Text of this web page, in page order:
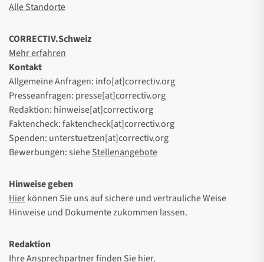
Alle Standorte
CORRECTIV.Schweiz
Mehr erfahren
Kontakt
Allgemeine Anfragen: info[at]correctiv.org
Presseanfragen: presse[at]correctiv.org
Redaktion: hinweise[at]correctiv.org
Faktencheck: faktencheck[at]correctiv.org
Spenden: unterstuetzen[at]correctiv.org
Bewerbungen: sieheStellenangebote
Hinweise geben
Hierkönnen Sie uns auf sichere und vertrauliche Weise
Hinweise und Dokumente zukommen lassen.
Redaktion
Ihre Ansprechpartner finden Siehier.